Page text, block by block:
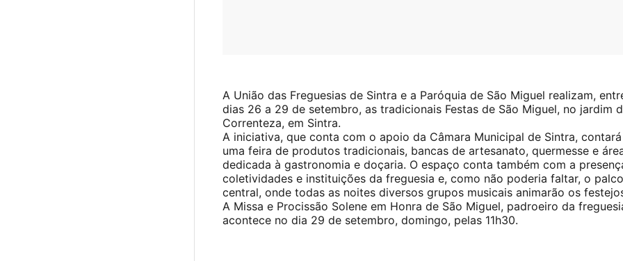
A União das Freguesias de Sintra e a Paróquia de São Miguel realizam,
dias 26 a 29 de setembro, as tradicionais Festas de São Miguel, no jardim
Correnteza, em Sintra.
A iniciativa, que conta com o apoio da Câmara Municipal de Sintra,
uma feira de produtos tradicionais, bancas de artesanato, quermesse e
dedicada à gastronomia e doçaria. O espaço conta também com a
coletividades e instituições da freguesia e, como não poderia faltar, o palco
central, onde todas as noites diversos grupos musicais animarão os
A Missa e Procissão Solene em Honra de São Miguel, padroeiro da
acontece no dia 29 de setembro, domingo, pelas 11h30.